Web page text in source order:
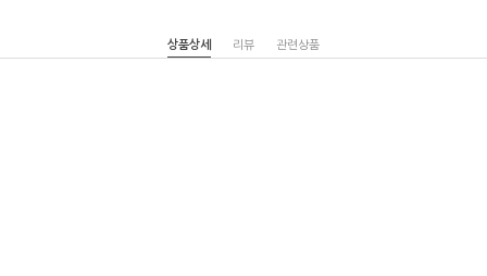
상품상세 리뷰 관련상품